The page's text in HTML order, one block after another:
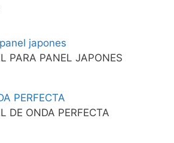
PARA PANEL JAPONES
DE ONDA PERFECTA